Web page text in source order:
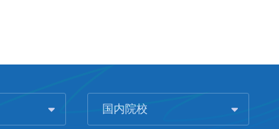
国内院校